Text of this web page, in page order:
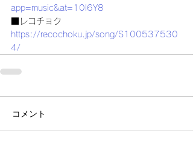
app=music&at=10l6Y8
■レコチョク
https://recochoku.jp/song/S100537530
4/
コメント